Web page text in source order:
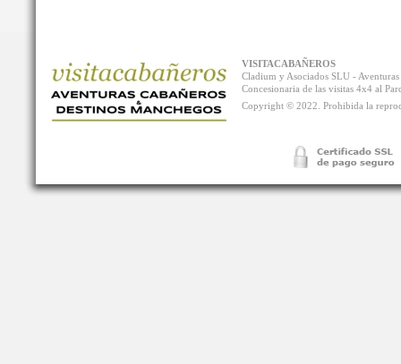
VISITACABAÑEROS
Cladium y Asociados SLU -
Concesionaria de las visitas 4x4 al
Copyright © 2022. Prohibida la